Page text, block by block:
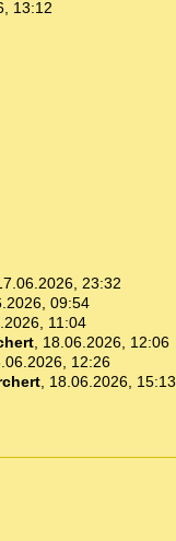
13:12
23:32
09:54
11:04
, 18.06.2026, 12:06
12:26
, 18.06.2026, 15:13